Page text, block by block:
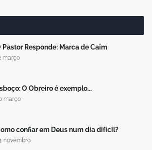
Pastor Responde: Marca de Caim
março
O Obreiro é exemplo...
março
confiar em Deus num dia difícil?
novembro